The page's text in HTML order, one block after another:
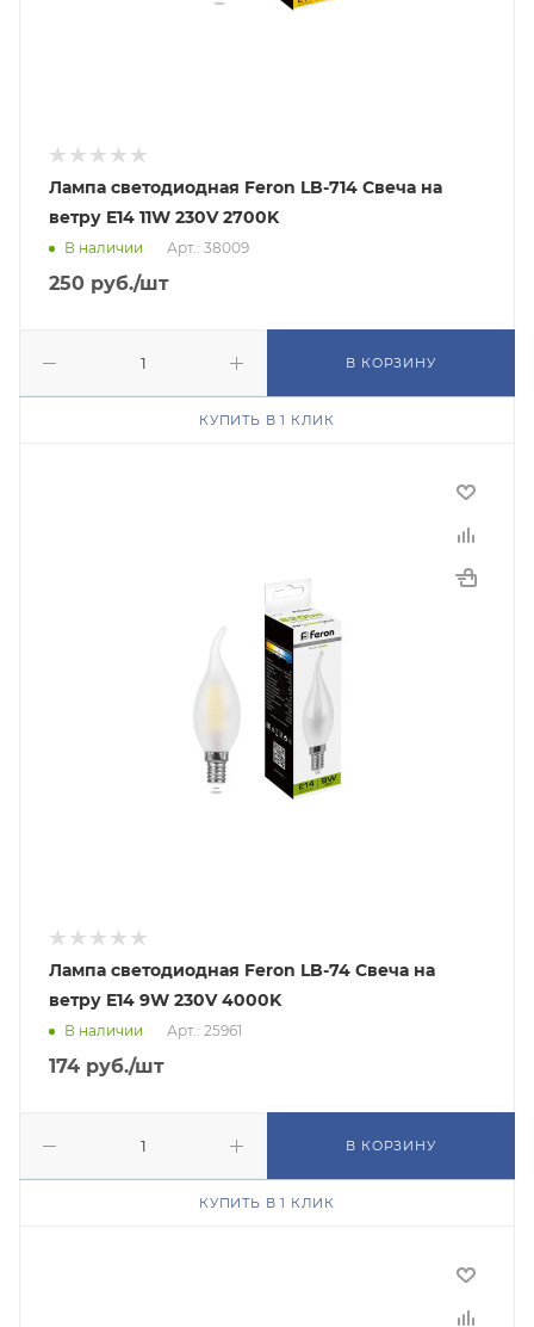
Лампа светодиодная Feron LB-714 Свеча на
ветру E14 11W 230V 2700K
В наличии Арт.: 38009
250 руб./шт
В КОРЗИНУ
КУПИТЬ В 1 КЛИК
Лампа светодиодная Feron LB-74 Свеча на
ветру E14 9W 230V 4000K
В наличии Арт.: 25961
174 руб./шт
В КОРЗИНУ
КУПИТЬ В 1 КЛИК